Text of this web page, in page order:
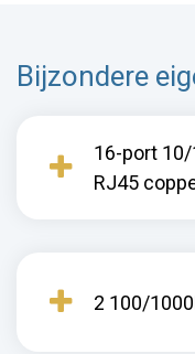
Bijzondere
16-port 10/
RJ45
2 100/